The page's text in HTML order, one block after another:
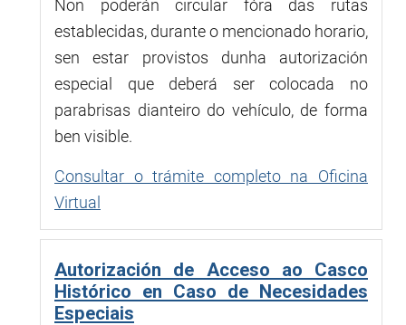
Non poderán circular fóra das rutas
establecidas, durante o mencionado horario,
sen estar provistos dunha autorización
especial que deberá ser colocada no
parabrisas dianteiro do vehículo, de forma
ben visible.
Consultar o trámite completo na Oficina
Virtual
Autorización de Acceso ao Casco
Histórico en Caso de Necesidades
Especiais